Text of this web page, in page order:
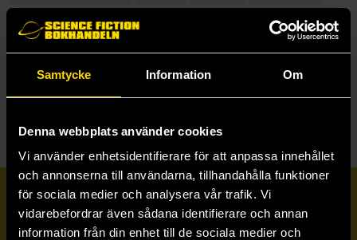
Samtycke Information Om
Denna webbplats använder cookies
Vi använder enhetsidentifierare för att anpassa innehållet
och annonserna till användarna, tillhandahålla funktioner
för sociala medier och analysera vår trafik. Vi
vidarebefordrar även sådana identifierare och annan
information från din enhet till de sociala medier och
KORTROMAN
LÄROBOK
NOVELL
SAMLINGSVOLYM
TECKNA & MÅLA TECKNAD SERIE
Prenumerera på vårt nyhetsbrev